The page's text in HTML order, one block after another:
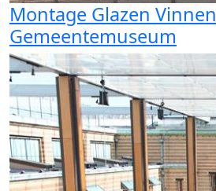
Montage Glazen Vinnen
Gemeentemuseum